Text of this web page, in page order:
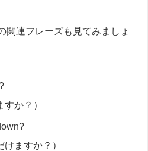
関連フレーズも見てみましょ
すか？）
けますか？）